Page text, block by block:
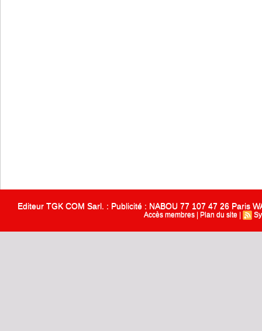
Editeur TGK COM Sarl. : Publicité : NABOU 77 107 47 26 Paris
Accès membres Plan du site